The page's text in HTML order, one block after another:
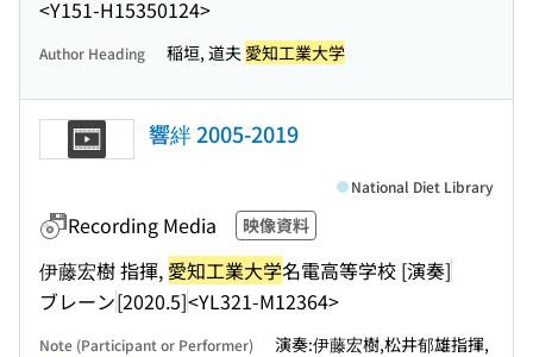
<Y151-H15350124>
Author Heading 稲垣, 道夫 愛知工業大学
響絆 2005-2019
Recording Media 映像資料
伊藤宏樹 指揮, 愛知工業大学名電高等学校 [演奏]
ブレーン[2020.5]<YL321-M12364>
National Diet Library
Note (Participant or Performer)
演奏:伊藤宏樹,松井郁雄指揮,